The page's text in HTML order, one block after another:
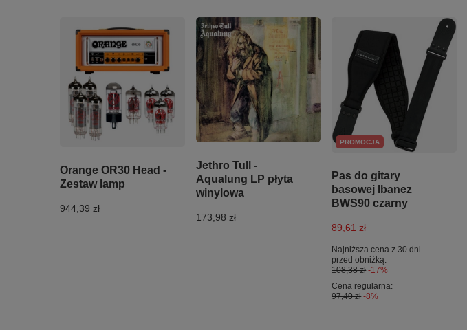
Orange OR30 Head -
Zestaw lamp
944,39 zł
Jethro Tull -
Aqualung LP płyta
winylowa
173,98 zł
PROMOCJA
Pas do gitary
basowej Ibanez
BWS90 czarny
89,61 zł
Najniższa cena z 30 dni
przed obniżką:
108,38 zł -17%
Cena regularna:
97,40 zł -8%